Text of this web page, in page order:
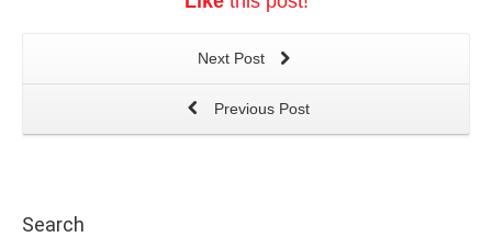
Next Post
Previous Post
Search